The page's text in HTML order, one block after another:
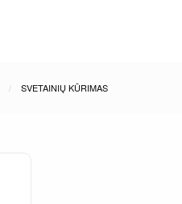
SVETAINIŲ KŪRIMAS